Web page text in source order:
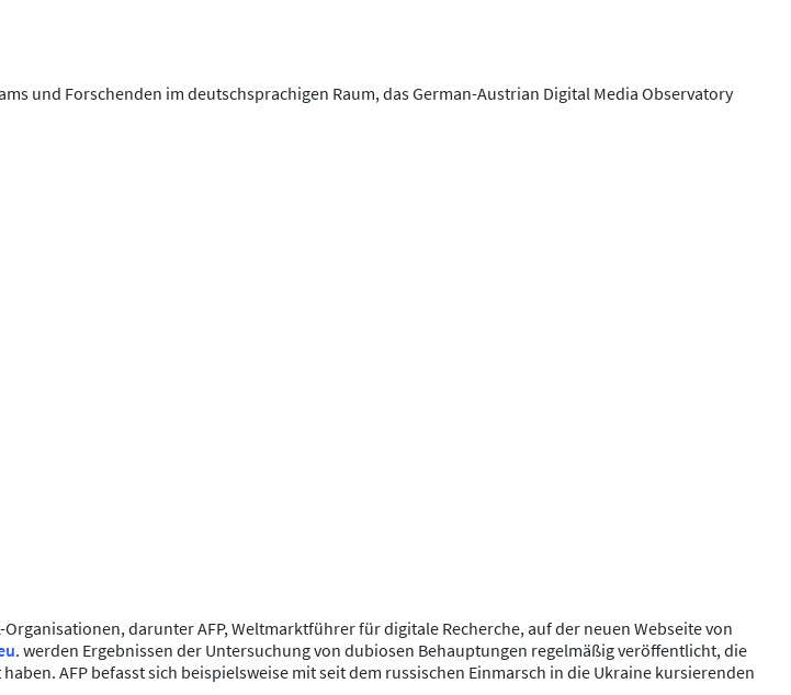
und Forschenden im deutschsprachigen Raum, das German-Austrian Digital Media Observatory
darunter AFP, Weltmarktführer für digitale Recherche, auf der neuen Webseite von
. werden Ergebnissen der Untersuchung von dubiosen Behauptungen regelmäßig veröffentlicht, die
AFP befasst sich beispielsweise mit seit dem russischen Einmarsch in die Ukraine kursierenden